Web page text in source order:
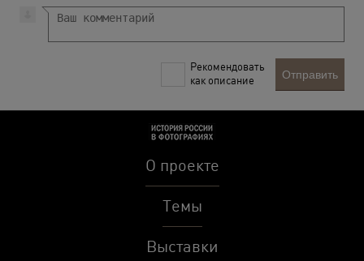
Рекомендовать
как описание
Отправить
О проекте
Темы
Выставки